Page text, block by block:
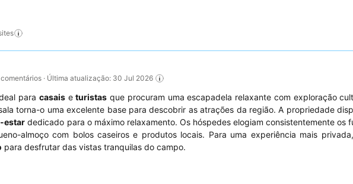
· Última atualização: 30 Jul 2026
para casaiseturistas que procuram uma escapadela relaxante com exploração
torna-o uma excelente base para descobrir as atrações da região. A propriedade
estar dedicado para o máximo relaxamento. Os hóspedes elogiam consistentemente os
almoço com bolos caseiros e produtos locais. Para uma experiência mais
para desfrutar das vistas tranquilas do campo.